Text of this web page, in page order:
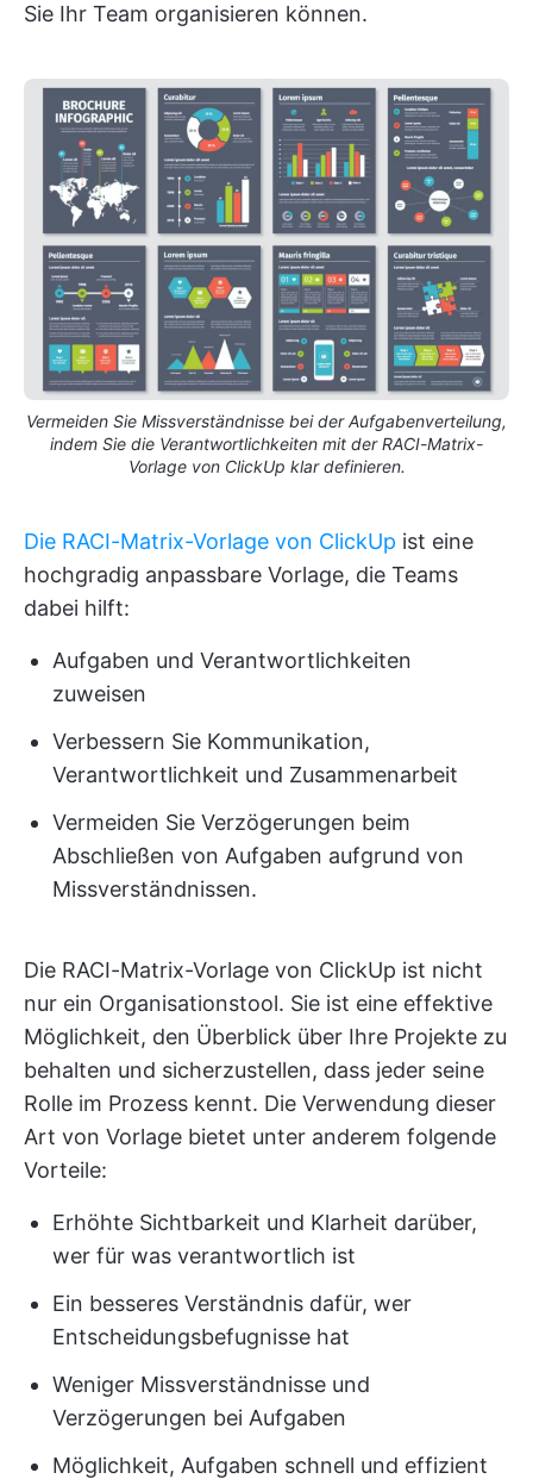
Sie Ihr Team organisieren können.
Vermeiden Sie Missverständnisse bei der Aufgabenverteilung,
indem Sie die Verantwortlichkeiten mit der RACI-Matrix-
Vorlage von ClickUp klar definieren.
Die RACI-Matrix-Vorlage von ClickUp ist eine
hochgradig anpassbare Vorlage, die Teams
dabei hilft:
Aufgaben und Verantwortlichkeiten
zuweisen
Verbessern Sie Kommunikation,
Verantwortlichkeit und Zusammenarbeit
Vermeiden Sie Verzögerungen beim
Abschließen von Aufgaben aufgrund von
Missverständnissen.
Die RACI-Matrix-Vorlage von ClickUp ist nicht
nur ein Organisationstool. Sie ist eine effektive
Möglichkeit, den Überblick über Ihre Projekte zu
behalten und sicherzustellen, dass jeder seine
Rolle im Prozess kennt. Die Verwendung dieser
Art von Vorlage bietet unter anderem folgende
Vorteile:
Erhöhte Sichtbarkeit und Klarheit darüber,
wer für was verantwortlich ist
Ein besseres Verständnis dafür, wer
Entscheidungsbefugnisse hat
Weniger Missverständnisse und
Verzögerungen bei Aufgaben
Möglichkeit, Aufgaben schnell und effizient